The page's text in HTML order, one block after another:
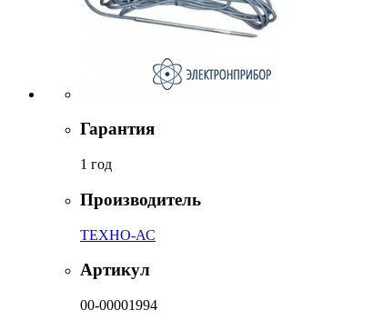
Гарантия
1 год
Производитель
ТЕХНО-АС
Артикул
00-00001994